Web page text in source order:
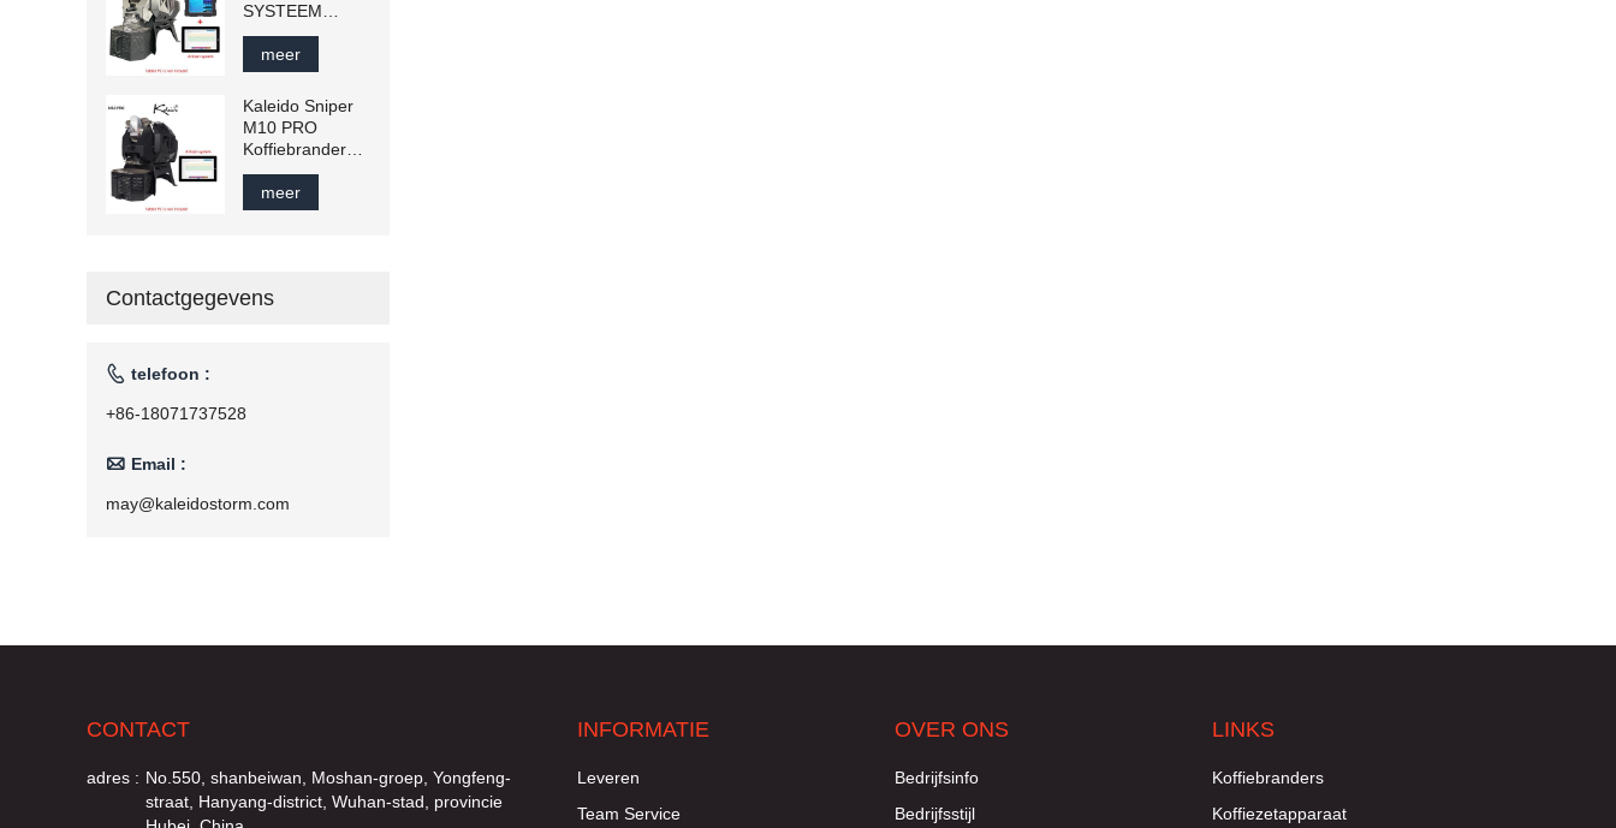
SYSTEEM
Koffiebrander
300g-1200g
Commerciële
Slimme
Koffiebonenbrander
Huishoudelijke
meer
Kaleido Sniper
M10 PRO
Koffiebrander
300g-1200g
Commerciële
Slimme
110 V/220 V
meer
Contactgegevens
 telefoon :
+86-18071737528
 Email :
may@kaleidostorm.com
CONTACT
adres : No.550, shanbeiwan, Moshan-groep, Yongfeng-
straat, Hanyang-district, Wuhan-stad, provincie
INFORMATIE
Leveren
Team Service
OVER ONS
Bedrijfsinfo
Bedrijfsstijl
LINKS
Koffiebranders
Koffiezetapparaat